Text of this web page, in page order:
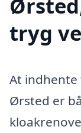
tryg
At
Ørsted er